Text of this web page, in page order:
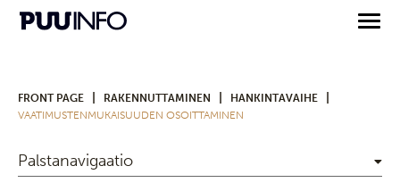
FRONT PAGE RAKENNUTTAMINEN HANKINTAVAIHE
VAATIMUSTENMUKAISUUDEN OSOITTAMINEN
Palstanavigaatio